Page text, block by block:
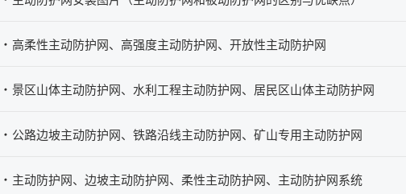
高柔性主动防护网、高强度主动防护网、开放性主动防护网
景区山体主动防护网、水利工程主动防护网、居民区山体主动防护网
公路边坡主动防护网、铁路沿线主动防护网、矿山专用主动防护网
主动防护网、边坡主动防护网、柔性主动防护网、主动防护网系统